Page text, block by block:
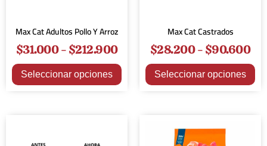
Max Cat Adultos Pollo Y Arroz
$31.000-$212.900
Seleccionar opciones
Max Cat Castrados
$28.200-$90.600
Seleccionar opciones